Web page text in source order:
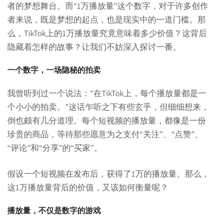
者的梦想舞台。而“1万播放量”这个数字，对于许多创作
者来说，既是梦想的起点，也是现实中的一道门槛。那
么，TikTok上的1万播放量究竟意味着多少价值？这背后
隐藏着怎样的故事？让我们不妨深入探讨一番。
一个数字，一场隐秘的拍卖
我曾听到过一个说法：“在TikTok上，每个播放量都是一
个小小的拍卖。”这话乍听之下有些玄乎，但细细想来，
倒也颇有几分道理。每个短视频的播放量，都像是一份
珍贵的商品，等待那些愿意为之支付“关注”、“点赞”、
“评论”和“分享”的“买家”。
假设一个短视频在发布后，获得了1万的播放量。那么，
这1万播放量背后的价值，又该如何衡量呢？
播放量，不仅是数字的游戏